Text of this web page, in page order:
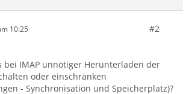
10:25 #2
bei IMAP unnötiger Herunterladen der
oder einschränken
- Synchronisation und Speicherplatz)?